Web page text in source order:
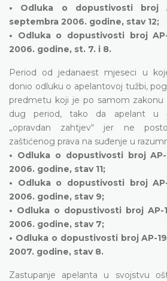
• Odluka o dopustivosti broj
septembra 2006. godine, stav 12;
• Odluka o dopustivosti broj
2006. godine, st. 7. i 8.
Period od jedanaest mjeseci u
donio odluku o apelantovoj tužbi,
predmetu koji je po samom zakonu
dug period, tako da apelant u
„opravdan zahtjev“ jer ne
zaštićenog prava na suđenje u
• Odluka o dopustivosti broj
2006. godine, stav 11;
• Odluka o dopustivosti broj
2006. godine, stav 9;
• Odluka o dopustivosti broj AP-
2006. godine, stav 7;
• Odluka o dopustivosti broj AP-
2007. godine, stav 8.
Zastupanje apelanta u svojstvu